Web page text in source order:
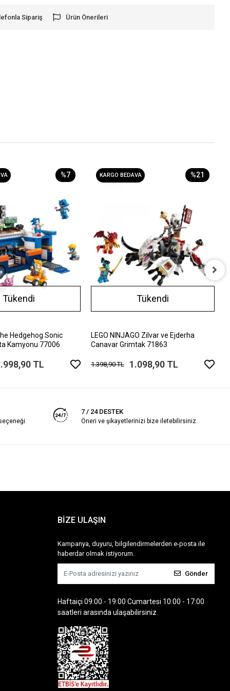
Sipariş Ürün Önerileri
%7
Tükendi
Hedgehog Sonic
Kamyonu 77006
TL
KARGO BEDAVA %21
Tükendi
LEGO NINJAGO Zilvar ve Ejderha
Canavar Grimtak 71863
1.398,90 TL 1.098,90 TL
7 / 24 DESTEK
Öneri ve şikayetlerinizi bize iletebilirsiniz.
BİZE ULAŞIN
Kampanya, duyuru, bilgilendirmelerden e-posta ile
haberdar olmak istiyorum.
Gönder
Haftaiçi 09:00 - 19:00 Cumartesi 10:00 - 17:00
saatleri arasında ulaşabilirsiniz.